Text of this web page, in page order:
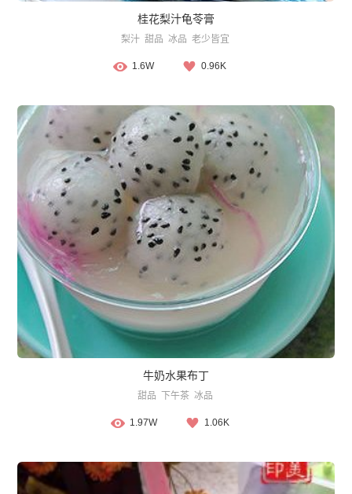
桂花梨汁龟苓膏
梨汁 甜品 冰品 老少皆宜
1.6W 0.96K
牛奶水果布丁
甜品 下午茶 冰品
1.97W 1.06K